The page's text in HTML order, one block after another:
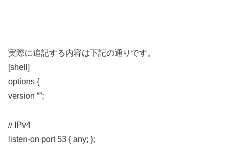
実際に追記する内容は下記の通りです。
[shell]
options {
version “”;
// IPv4
listen-on port 53 { any; };